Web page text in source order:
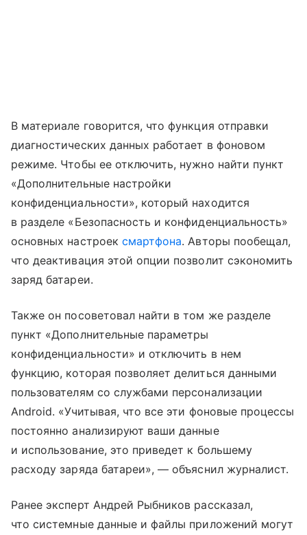
В материале говорится, что функция отправки
диагностических данных работает в фоновом
режиме. Чтобы ее отключить, нужно найти пункт
«Дополнительные настройки
конфиденциальности», который находится
в разделе «Безопасность и конфиденциальность»
основных настроек смартфона. Авторы пообещал,
что деактивация этой опции позволит сэкономить
заряд батареи.
Также он посоветовал найти в том же разделе
пункт «Дополнительные параметры
конфиденциальности» и отключить в нем
функцию, которая позволяет делиться данными
пользователям со службами персонализации
Android. «Учитывая, что все эти фоновые процессы
постоянно анализируют ваши данные
и использование, это приведет к большему
расходу заряда батареи», — объяснил журналист.
Ранее эксперт Андрей Рыбников рассказал,
что системные данные и файлы приложений могут